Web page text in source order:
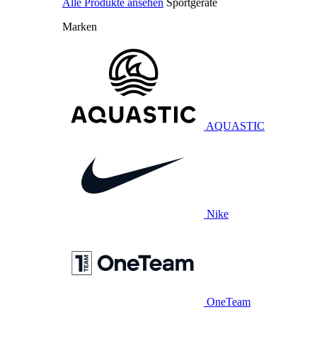
Alle Produkte ansehen Sportgeräte
Marken
AQUASTIC
Nike
OneTeam